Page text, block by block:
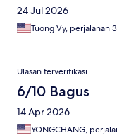
24 Jul 2026
Tuong Vy, perjalanan
Ulasan terverifikasi
6/10 Bagus
14 Apr 2026
YONGCHANG,